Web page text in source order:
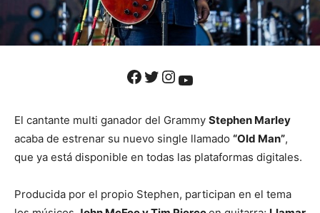
Facebook Twitter Instagram YouTube
El cantante multi ganador del Grammy Stephen Marley
acaba de estrenar su nuevo single llamado “Old Man”,
que ya está disponible en todas las plataformas digitales.
Producida por el propio Stephen, participan en el tema